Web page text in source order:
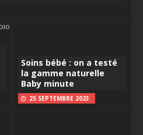
Soins bébé : on a testé
la gamme naturelle
Baby minute
25 SEPTEMBRE 2023